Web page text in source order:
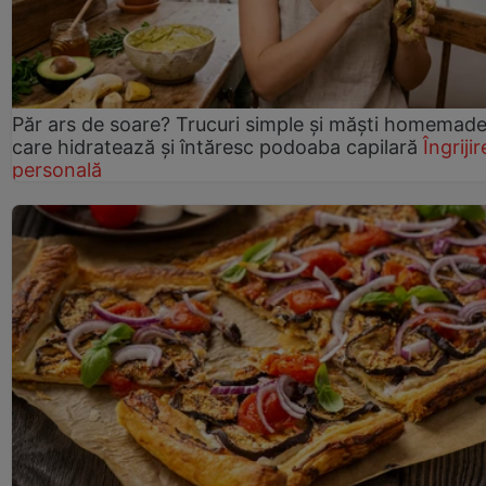
Păr ars de soare? Trucuri simple și măști homemade
care hidratează și întăresc podoaba capilară
personală